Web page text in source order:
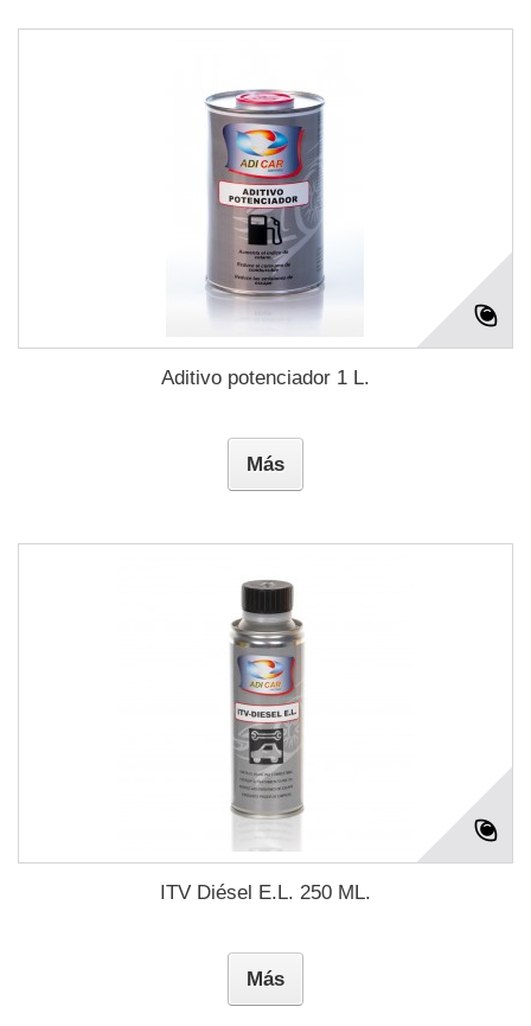
Aditivo potenciador 1 L.
Más
ITV Diésel E.L. 250 ML.
Más